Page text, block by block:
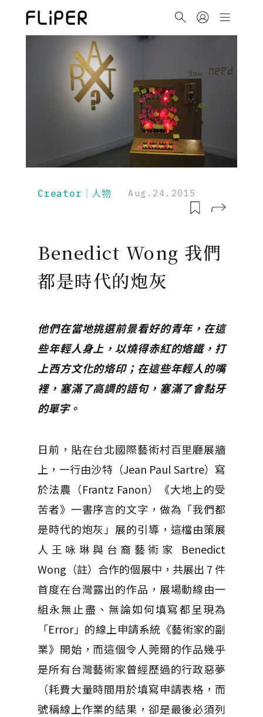
Creator｜人物 Aug.24.2015
Benedict Wong 我們
都是時代的炮灰
他們在當地挑選前景看好的青年，在這
些年輕人身上，以燒得赤紅的烙鐵，打
上西方文化的烙印；在這些年輕人的嘴
裡，塞滿了高調的語句，塞滿了會黏牙
的單字。
日前，貼在台北國際藝術村百里廳展牆
上，一行由沙特（Jean Paul Sartre）寫
於法農（Frantz Fanon）《大地上的受
苦者》一書序言的文字，做為「我們都
是時代的炮灰」展的引導，這檔由策展
人王咏琳與台裔藝術家 Benedict
Wong（註）合作的個展中，共展出 7 件
首度在台灣露出的作品，展場動線由一
組永無止盡、無論如何填寫都呈現為
「Error」的線上申請系統《藝術家的副
業》開始，而這個令人莞爾的作品幾乎
是所有台灣藝術家曾經歷過的行政惡夢
（耗費大量時間用於填寫申請表格，而
號稱線上作業的結果，卻是最後必須列